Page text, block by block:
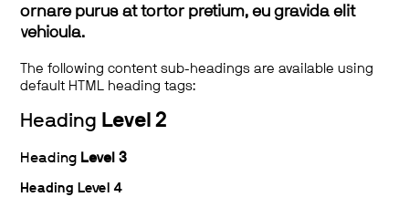
ornare purus at tortor pretium, eu gravida elit
vehicula.
The following content sub-headings are available using
default HTML heading tags:
Heading Level 2
Heading Level 3
Heading Level 4